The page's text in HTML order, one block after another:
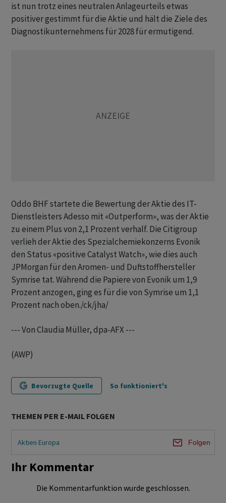
ist nun trotz eines neutralen Anlageurteils etwas
positiver gestimmt für die Aktie und hält die Ziele des
Diagnostikunternehmens für 2028 für ermutigend.
Oddo BHF startete die Bewertung der Aktie des IT-
Dienstleisters Adesso mit «Outperform», was der Aktie
zu einem Plus von 2,1 Prozent verhalf. Die Citigroup
verlieh der Aktie des Spezialchemiekonzerns Evonik
den Status «positive Catalyst Watch», wie dies auch
JPMorgan für den Aromen- und Duftstoffhersteller
Symrise tat. Während die Papiere von Evonik um 1,9
Prozent anzogen, ging es für die von Symrise um 1,1
Prozent nach oben./ck/jha/
--- Von Claudia Müller, dpa-AFX ---
(AWP)
Bevorzugte Quelle So funktioniert's
THEMEN PER E-MAIL FOLGEN
Aktien Europa Folgen
Ihr Kommentar
Die Kommentarfunktion wurde geschlossen.